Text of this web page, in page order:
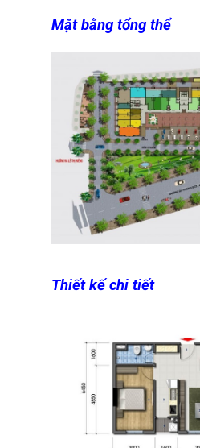
Mặt bằng tổng thể
Thiết kế chi tiết